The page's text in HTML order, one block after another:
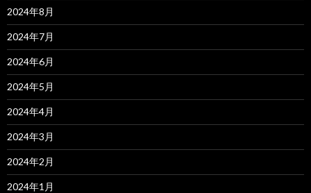
2024年8月
2024年7月
2024年6月
2024年5月
2024年4月
2024年3月
2024年2月
2024年1月